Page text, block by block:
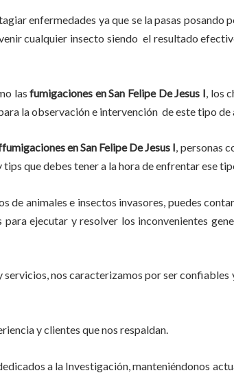
enfermedades ya que se la pasas posando
cualquier insecto siendo el resultado
lasfumigaciones en San Felipe De Jesus I , los
la observación e intervención de este tipo de
en San Felipe De Jesus I, personas
que debes tener a la hora de enfrentar ese
de animales e insectos invasores, puedes
ejecutar y resolver los inconvenientes
nos caracterizamos por ser confiables
y clientes que nos respaldan.
a la Investigación, manteniéndonos